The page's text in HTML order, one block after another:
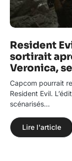
Resident
sortirait
Veronica,
Capcom pourrait
Resident Evil.
scénarisés…
Lire l'article